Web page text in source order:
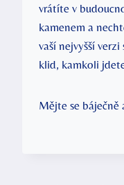
vrátíte v
kamenem a
vaší nejvyšší
klid, kamkoli
Mějte se